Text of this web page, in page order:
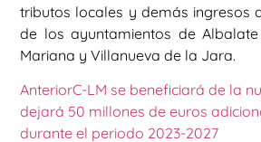
tributos locales y demás ingresos
de los ayuntamientos de
Mariana y Villanueva de la Jara.
AnteriorC-LM se beneficiará de la
dejará 50 millones de euros
durante el periodo 2023-2027